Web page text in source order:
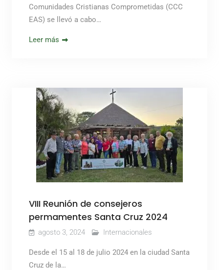
Comunidades Cristianas Comprometidas (CCC
EAS) se llevó a cabo…
Leer más
VIII Reunión de consejeros
permamentes Santa Cruz 2024
agosto 3, 2024 Internacionales
Desde el 15 al 18 de julio 2024 en la ciudad Santa
Cruz de la…